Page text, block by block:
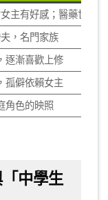
主有好感；醫藥世家
，名門家族
逐漸喜歡上修
孤僻依賴女主
角色的映照
中學生